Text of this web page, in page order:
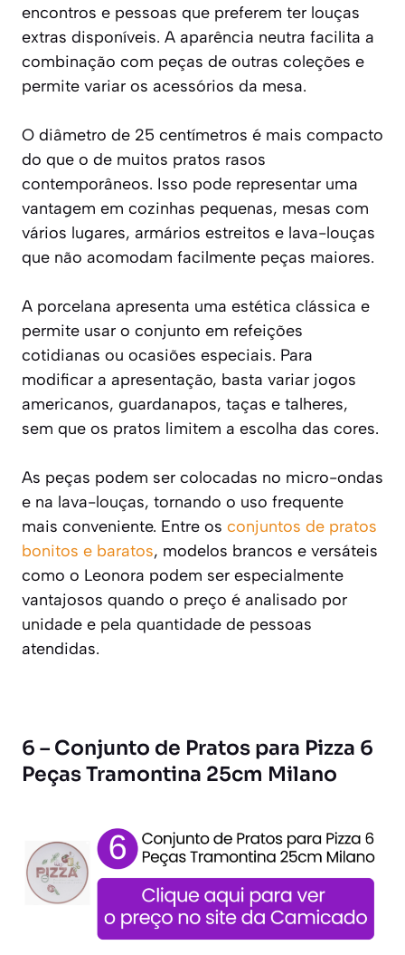
encontros e pessoas que preferem ter louças
extras disponíveis. A aparência neutra facilita a
combinação com peças de outras coleções e
permite variar os acessórios da mesa.
O diâmetro de 25 centímetros é mais compacto
do que o de muitos pratos rasos
contemporâneos. Isso pode representar uma
vantagem em cozinhas pequenas, mesas com
vários lugares, armários estreitos e lava-louças
que não acomodam facilmente peças maiores.
A porcelana apresenta uma estética clássica e
permite usar o conjunto em refeições
cotidianas ou ocasiões especiais. Para
modificar a apresentação, basta variar jogos
americanos, guardanapos, taças e talheres,
sem que os pratos limitem a escolha das cores.
As peças podem ser colocadas no micro-ondas
e na lava-louças, tornando o uso frequente
mais conveniente. Entre os conjuntos de pratos
bonitos e baratos, modelos brancos e versáteis
como o Leonora podem ser especialmente
vantajosos quando o preço é analisado por
unidade e pela quantidade de pessoas
atendidas.
6 – Conjunto de Pratos para Pizza 6
Peças Tramontina 25cm Milano